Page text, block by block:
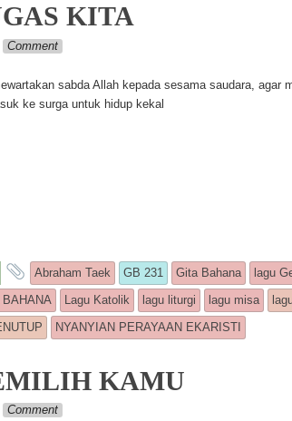
KITA
Lapopp music
Comment
sabda Allah kepada sesama saudara, agar
ke surga untuk hidup kekal
in
and tagged
Abraham Taek GB 231 Gita Bahana
lagu
BAHANA Lagu Katolik lagu liturgi lagu misa
NYANYIAN PERAYAAN EKARISTI
KAMU
Lapopp music
Comment